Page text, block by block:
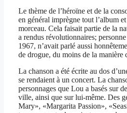
Le thème de l’héroïne et de la
en général imprègne tout l’album
morceau. Cela faisait partie de la
a rendus révolutionnaires;
1967, n’avait parlé aussi
de drogue, du moins de la manière
La chanson a été écrite au dos
se rendaient à un concert. La
personnages que Lou a basés sur
ville, ainsi que sur lui-même. Des
Mary», «Margarita Passion»,